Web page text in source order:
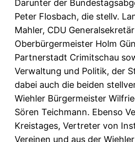
Darunter der
Peter Flosbach, die stellv.
Mahler, CDU
Oberbürgermeister Holm
Partnerstadt Crimitschau
Verwaltung und Politik, der
dabei auch die beiden
Wiehler Bürgermeister
Sören Teichmann. Ebenso
Kreistages, Vertreter von
Vereinen und aus der